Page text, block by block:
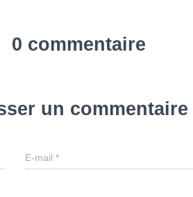
0 commentaire
un commentaire
E-mail *